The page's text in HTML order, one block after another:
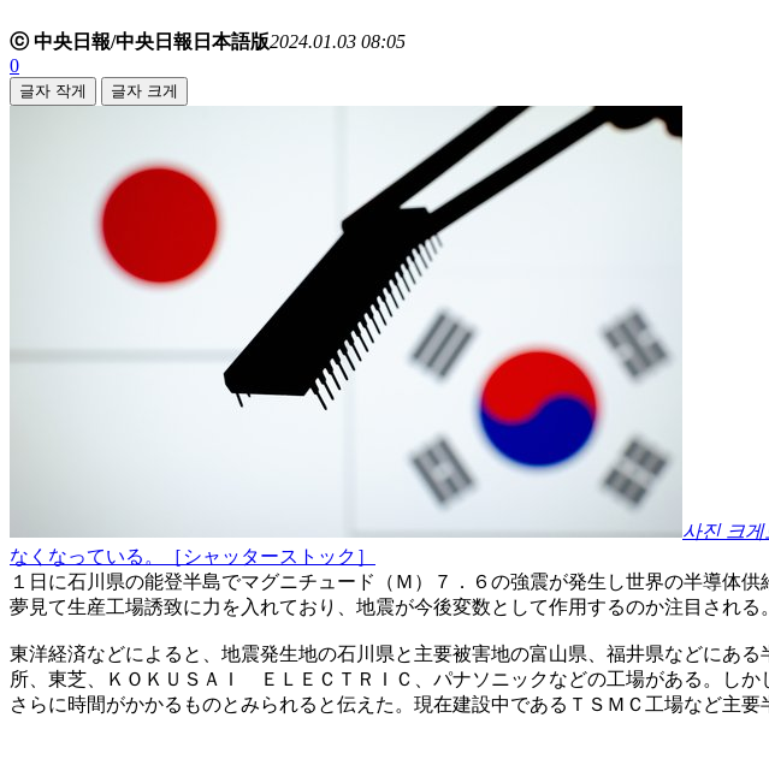
ⓒ 中央日報/中央日報日本語版2024.01.03 08:05
0
글자 작게 글자 크게
사진 크게
なくなっている。［シャッターストック］
１日に石川県の能登半島でマグニチュード（Ｍ）７．６の強震が発生し世界の半導体
夢見て生産工場誘致に力を入れており、地震が今後変数として作用するのか注目される。
東洋経済などによると、地震発生地の石川県と主要被害地の富山県、福井県などにあ
所、東芝、ＫＯＫＵＳＡＩ ＥＬＥＣＴＲＩＣ、パナソニックなどの工場がある。し
さらに時間がかかるものとみられると伝えた。現在建設中であるＴＳＭＣ工場など主